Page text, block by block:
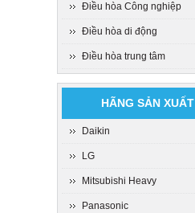
Điều hòa Công nghiệp
Điều hòa di động
Điều hòa trung tâm
HÃNG SẢN XUẤT
Daikin
LG
Mitsubishi Heavy
Panasonic